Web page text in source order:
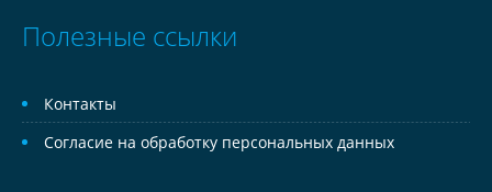
Полезные ссылки
Контакты
Согласие на обработку персональных данных